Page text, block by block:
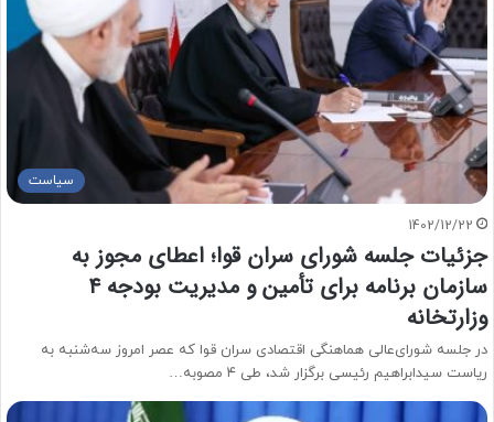
سیاست
1402/12/22
جزئیات جلسه شورای سران قوا؛ اعطای مجوز به
سازمان برنامه برای تأمین و مدیریت بودجه‌ ۴
وزارتخانه
در جلسه شورای‌عالی هماهنگی اقتصادی سران قوا که عصر امروز سه‌شنبه به
ریاست سیدابراهیم رئیسی برگزار شد، طی ۴ مصوبه…